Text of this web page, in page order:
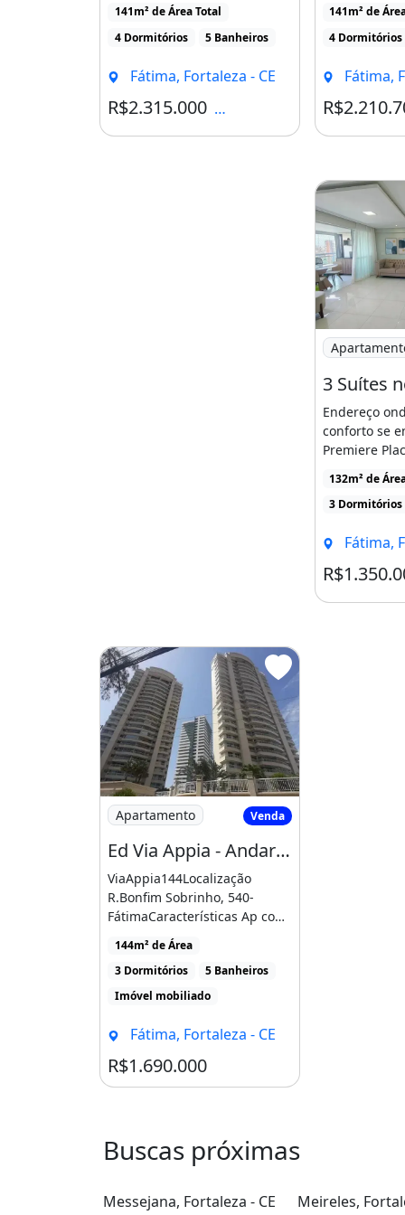
Elevador
Espaço Gourmet
Interfone
Piscina
Vista Exterior
Guarda roupa
141m² de Área Total
4 Dormitórios
5 Banheiros
Fátima, Fortaleza - CE
R$2.315.000 Condomínio R$1.800
141m² de
4 Dormitórios
Fátima,
Imagem: 3
Endereço
conforto se
Premiere
132m² de
3 Dormitórios
Fátima,
Imagem: Ed Via Appia - Andar Alto - Móveis
Apartamento Venda
Ed Via Appia - Andar Alto - Móveis Projetados - 3 Suítes - 144 Metros - 3 Vagas - Lazer
ViaAppia144Localização
R.Bonfim Sobrinho, 540-
FátimaCaracterísticas Ap com
144m², possuindo [...]
144m² de Área
3 Dormitórios
5 Banheiros
Imóvel mobiliado
Fátima, Fortaleza - CE
R$1.690.000
Buscas próximas
Messejana, Fortaleza - CE Meireles,